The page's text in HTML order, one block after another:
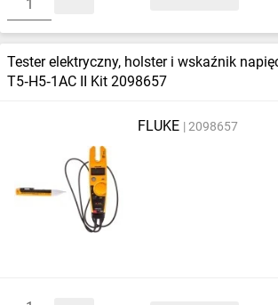
Tester elektryczny, holster i wskaźnik
T5‑H5‑1AC II Kit 2098657
FLUKE 2098657